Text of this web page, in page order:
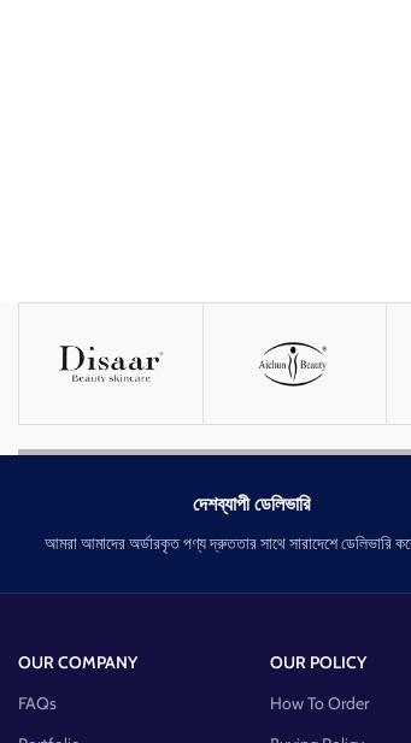
দেশব্যাপী ডেলিভারি
আমরা আমাদের অর্ডারকৃত পণ্য দ্রুততার সাথে সারাদেশে ডেলিভারি
OUR COMPANY
FAQs
OUR POLICY
How To Order